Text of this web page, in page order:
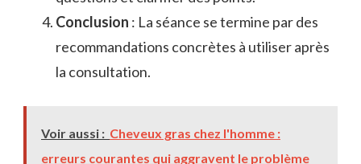
Conclusion : La séance se termine par des
recommandations concrètes à utiliser après
la consultation.
Voir aussi : Cheveux gras chez l'homme :
erreurs courantes qui aggravent le problème